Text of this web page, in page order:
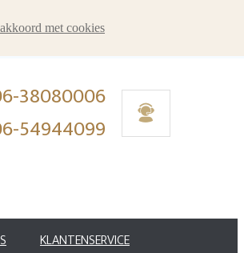
38080006
54944099
KLANTENSERVICE
met cookies